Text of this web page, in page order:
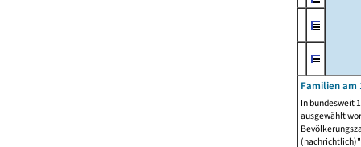
Familien am
In bundesweit
ausgewählt